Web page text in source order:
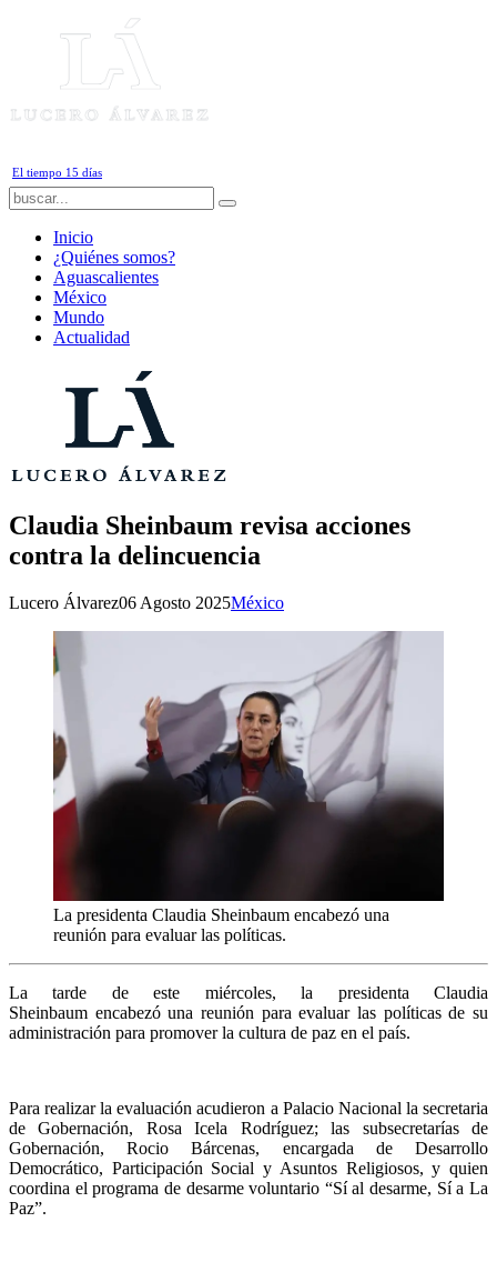
El tiempo 15 días
Inicio
¿Quiénes somos?
Aguascalientes
México
Mundo
Actualidad
Claudia Sheinbaum revisa acciones
contra la delincuencia
Lucero Álvarez06 Agosto 2025México
La presidenta Claudia Sheinbaum encabezó una
reunión para evaluar las políticas.
La tarde de este miércoles, la presidenta Claudia
Sheinbaum encabezó una reunión para evaluar las políticas de su
administración para promover la cultura de paz en el país.
Para realizar la evaluación acudieron a Palacio Nacional la secretaria
de Gobernación, Rosa Icela Rodríguez; las subsecretarías de
Gobernación, Rocio Bárcenas, encargada de Desarrollo
Democrático, Participación Social y Asuntos Religiosos, y quien
coordina el programa de desarme voluntario “Sí al desarme, Sí a La
Paz”.